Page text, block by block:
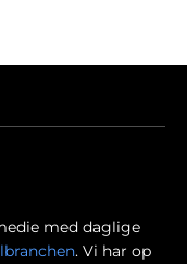
med daglige
. Vi har op